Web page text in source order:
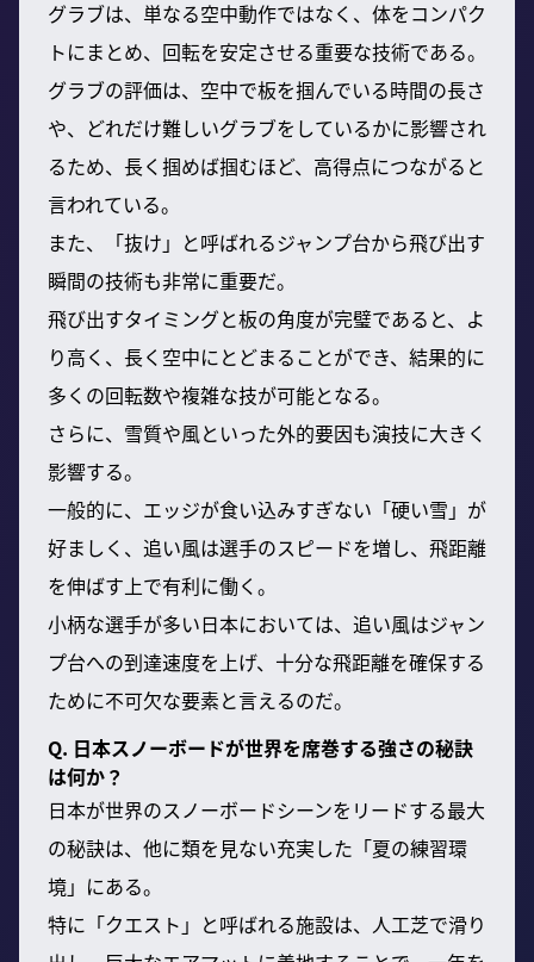
グラブは、単なる空中動作ではなく、体をコンパク
トにまとめ、回転を安定させる重要な技術である。
グラブの評価は、空中で板を掴んでいる時間の長さ
や、どれだけ難しいグラブをしているかに影響され
るため、長く掴めば掴むほど、高得点につながると
言われている。
また、「抜け」と呼ばれるジャンプ台から飛び出す
瞬間の技術も非常に重要だ。
飛び出すタイミングと板の角度が完璧であると、よ
り高く、長く空中にとどまることができ、結果的に
多くの回転数や複雑な技が可能となる。
さらに、雪質や風といった外的要因も演技に大きく
影響する。
一般的に、エッジが食い込みすぎない「硬い雪」が
好ましく、追い風は選手のスピードを増し、飛距離
を伸ばす上で有利に働く。
小柄な選手が多い日本においては、追い風はジャン
プ台への到達速度を上げ、十分な飛距離を確保する
ために不可欠な要素と言えるのだ。
Q. 日本スノーボードが世界を席巻する強さの秘訣
は何か？
日本が世界のスノーボードシーンをリードする最大
の秘訣は、他に類を見ない充実した「夏の練習環
境」にある。
特に「クエスト」と呼ばれる施設は、人工芝で滑り